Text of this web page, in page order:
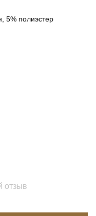
5% полиэстер
отзыв